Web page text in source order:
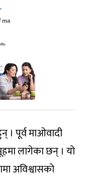
। पूर्व माओवादी
लागेका छन् । यो
अविश्वासको